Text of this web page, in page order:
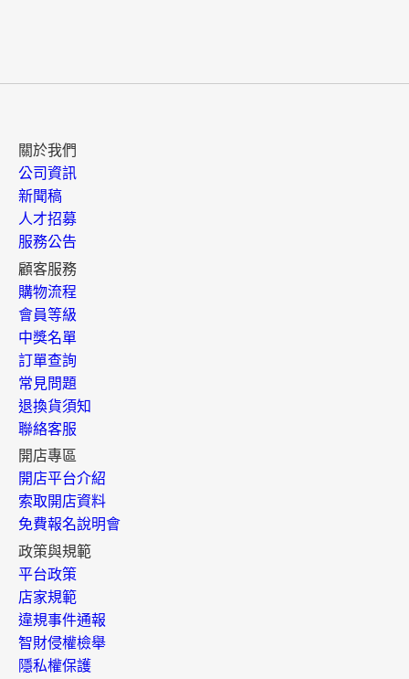
關於我們
公司資訊
新聞稿
人才招募
服務公告
顧客服務
購物流程
會員等級
中獎名單
訂單查詢
常見問題
退換貨須知
聯絡客服
開店專區
開店平台介紹
索取開店資料
免費報名說明會
政策與規範
平台政策
店家規範
違規事件通報
智財侵權檢舉
隱私權保護